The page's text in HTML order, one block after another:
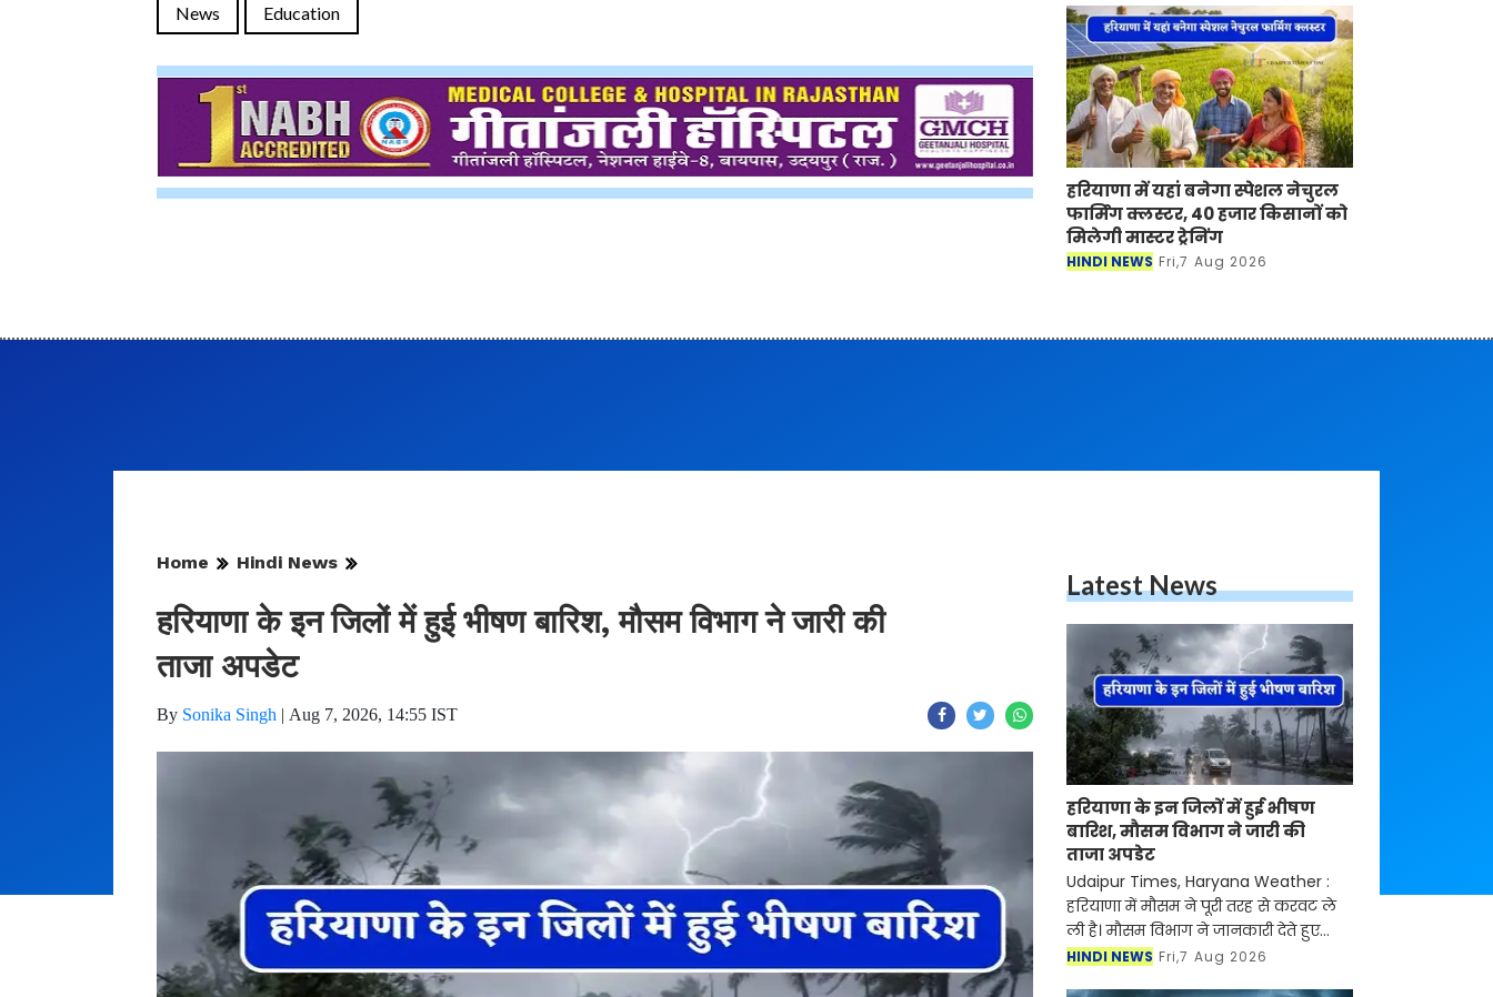
News Education
हरियाणा में यहां बनेगा स्पेशल नेचुरल
फार्मिंग क्लस्टर, 40 हजार किसानों को
मिलेगी मास्टर ट्रेनिंग
HINDI NEWS Fri,7 Aug 2026
Home Hindi News
हरियाणा के इन जिलों में हुई भीषण बारिश, मौसम विभाग ने जारी की
ताजा अपडेट
By Sonika Singh | Aug 7, 2026, 14:55 IST
Latest News
हरियाणा के इन जिलों में हुई भीषण
बारिश, मौसम विभाग ने जारी की
ताजा अपडेट
Udaipur Times, Haryana Weather :
हरियाणा में मौसम ने पूरी तरह से करवट ले
ली है। मौसम विभाग ने जानकारी देते हुए
बताया की प्रदेश में मानसून एक बार फिर
HINDI NEWS Fri,7 Aug 2026